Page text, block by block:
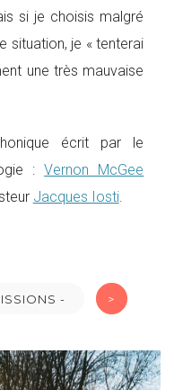
si je choisis malgré
situation, je « tenterai
une très mauvaise
écrit par le
:Vernon McGee
Jacques Iosti.
- >